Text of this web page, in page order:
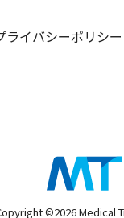
ライバシーポリシー
©2026 Medical